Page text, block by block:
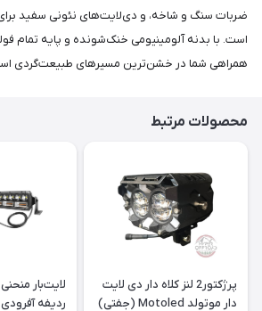
ضربات سنگ و شاخه، و دی‌لایت‌های نئونی سفید
است. با بدنه آلومینیومی خنک‌شونده و پایه تمام
همراهی شما در خشن‌ترین مسیرهای طبیعت‌گردی
محصولات مرتبط
پرژکتور2 لنز کلاه دار دی لایت
دار موتولد Motoled (جفتی)
ردیفه آفرودی Black Angel